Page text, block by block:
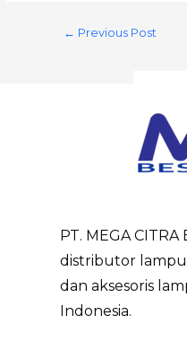
← Previous Post
PT. MEGA
distributor
dan aksesoris
Indonesia.